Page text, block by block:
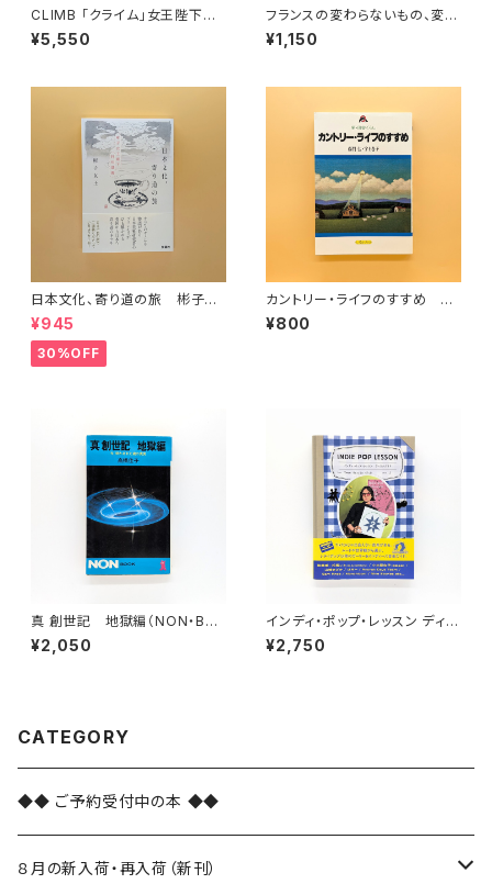
CLIMB 「クライム」女王陛下の
ロンドン
¥5,550
フランスの変わらないもの、変わ
っていくもの
¥1,150
日本文化、寄り道の旅 彬子女
王殿下特別講義
¥945
30%OFF
カントリー・ライフのすすめ
新・田舎ぐらし（いるかブック）
¥800
真 創世記 地獄編（NON・BO
OK ノン・ブック 113）
¥2,050
インディ・ポップ・レッスン ディス
クガイド
¥2,750
CATEGORY
◆◆ ご予約受付中の本 ◆◆
８月の新入荷・再入荷（新刊）